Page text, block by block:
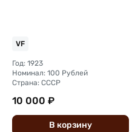
VF
Год: 1923
Номинал: 100 Рублей
Страна: СССР
10 000 ₽
В корзину